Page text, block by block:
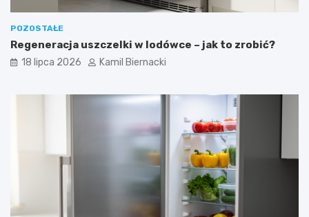
POZOSTAŁE
Regeneracja uszczelki w lodówce – jak to zrobić?
18 lipca 2026 Kamil Biernacki